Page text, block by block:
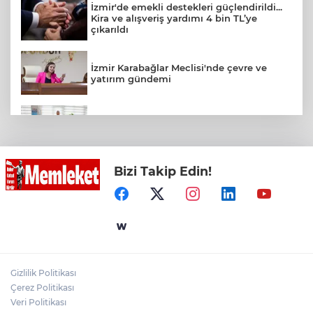
İzmir'de emekli destekleri güçlendirildi...
Kira ve alışveriş yardımı 4 bin TL’ye
çıkarıldı
İzmir Karabağlar Meclisi'nde çevre ve
yatırım gündemi
Fuar 38'de 'Neşeli Günler' nostaljisi
Ankara Keçiören'de tarladan sofralara
Bizi Takip Edin!
Gizlilik Politikası
Çerez Politikası
Veri Politikası